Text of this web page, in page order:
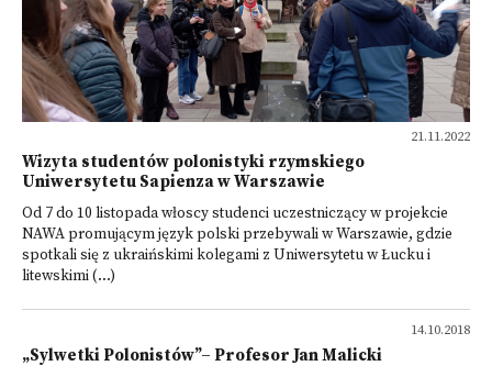
21.11.2022
Wizyta studentów polonistyki rzymskiego
Uniwersytetu Sapienza w Warszawie
Od 7 do 10 listopada włoscy studenci uczestniczący w projekcie
NAWA promującym język polski przebywali w Warszawie, gdzie
spotkali się z ukraińskimi kolegami z Uniwersytetu w Łucku i
litewskimi (...)
14.10.2018
„Sylwetki Polonistów”– Profesor Jan Malicki